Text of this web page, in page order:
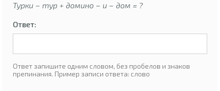
Турки – тур + домино – и – дом = ?
Ответ:
Ответ запишите одним словом, без пробелов и знаков
препинания. Пример записи ответа: слово